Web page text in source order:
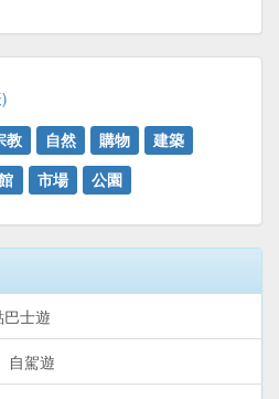
教 自然 購物
建築
市場 公園
士遊
自駕遊